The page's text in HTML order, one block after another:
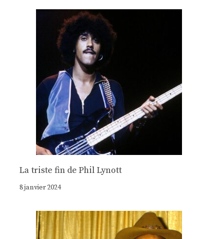
La triste fin de Phil Lynott
8 janvier 2024